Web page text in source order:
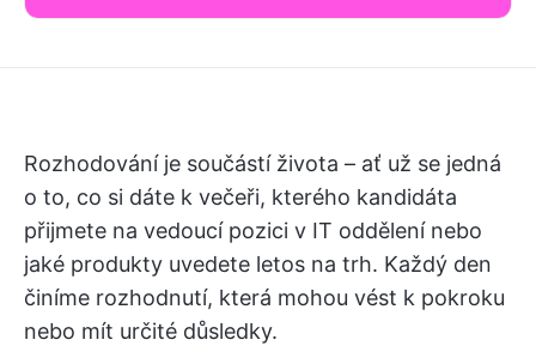
Rozhodování je součástí života – ať už se jedná
o to, co si dáte k večeři, kterého kandidáta
přijmete na vedoucí pozici v IT oddělení nebo
jaké produkty uvedete letos na trh. Každý den
činíme rozhodnutí, která mohou vést k pokroku
nebo mít určité důsledky.